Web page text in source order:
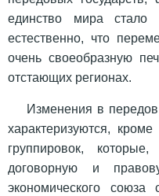
единство мира
естественно, что
очень своеобразную
отстающих регионах.
Изменения в
характеризуются,
группировок,
договорную и
экономического союза